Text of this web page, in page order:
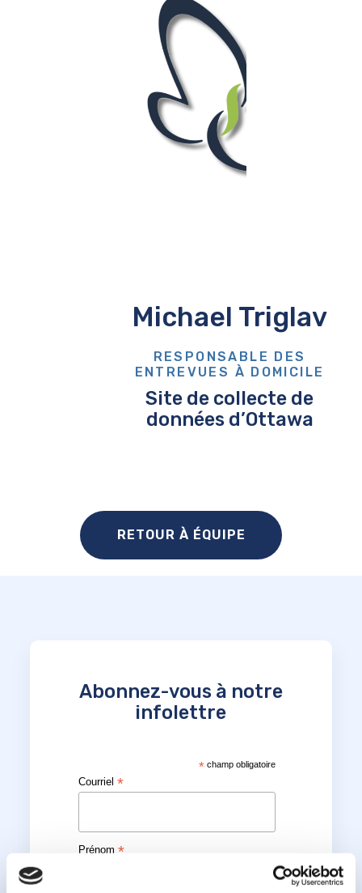
Michael Triglav
RESPONSABLE DES
ENTREVUES À DOMICILE
Site de collecte de
données d’Ottawa
RETOUR À ÉQUIPE
Abonnez-vous à notre
infolettre
*champ obligatoire
Courriel*
Prénom*